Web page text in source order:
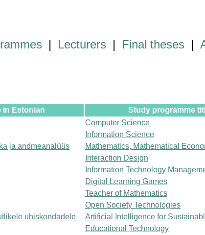
| Lecturers | Final theses |
in Estonian
Study programme
Computer Science
Information Science
ja andmeanalüüs
Mathematics, Mathematical
Interaction Design
Information Technology
Digital Learning Games
Teacher of Mathematics
Open Society Technologies
ühiskondadele
Artificial Intelligence for
Educational Technology